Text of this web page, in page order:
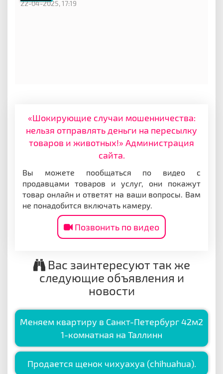
22-04-2025, 17:19
«Шокирующие случаи мошенничества:
нельзя отправлять деньги на пересылку
товаров и животных!» Администрация
сайта.
Вы можете пообщаться по видео с
продавцами товаров и услуг, они покажут
товар онлайн и ответят на ваши вопросы. Вам
не понадобится включать камеру.
Позвонить по видео
Вас заинтересуют так же
следующие объявления и
новости
Меняем квартиру в Санкт-Петербург 42м2
1-комнатная на Таллинн
Продается щенок чихуахуа (chihuahua).